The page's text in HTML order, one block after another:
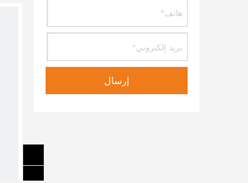
إرسال